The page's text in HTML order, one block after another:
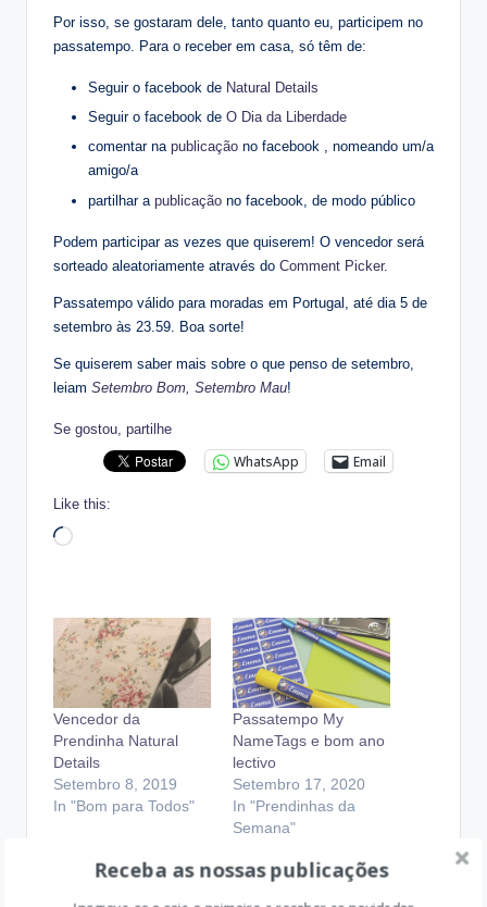
Por isso, se gostaram dele, tanto quanto eu, participem no
passatempo. Para o receber em casa, só têm de:
Seguir o facebook de Natural Details
Seguir o facebook de O Dia da Liberdade
comentar na publicação no facebook , nomeando um/a
amigo/a
partilhar a publicação no facebook, de modo público
Podem participar as vezes que quiserem! O vencedor será
sorteado aleatoriamente através do Comment Picker.
Passatempo válido para moradas em Portugal, até dia 5 de
setembro às 23.59. Boa sorte!
Se quiserem saber mais sobre o que penso de setembro,
leiam Setembro Bom, Setembro Mau!
Se gostou, partilhe
WhatsApp Email
Like this:
Loading…
Vencedor da
Prendinha Natural
Details
Setembro 8, 2019
In "Bom para Todos"
Passatempo My
NameTags e bom ano
lectivo
Setembro 17, 2020
In "Prendinhas da
Semana"
Receba as nossas publicações